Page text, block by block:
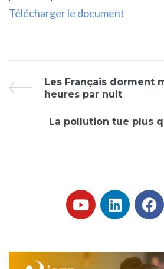
Télécharger le document
Les Français dorment
heures par nuit
La pollution tue plus